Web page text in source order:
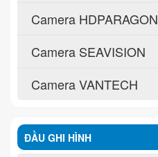
Camera HDPARAGON
Camera SEAVISION
Camera VANTECH
ĐẦU GHI HÌNH